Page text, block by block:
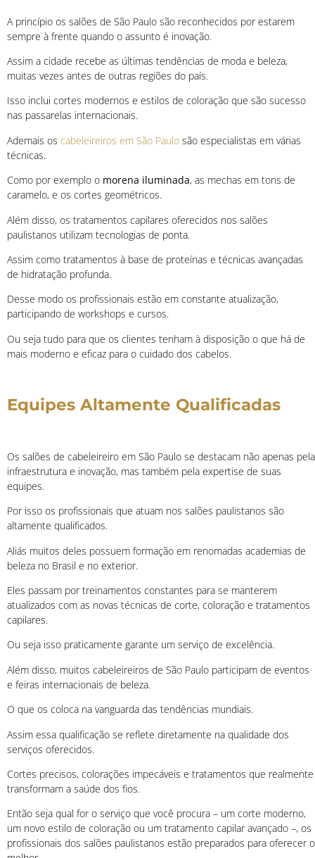
A princípio os salões de São Paulo são reconhecidos por estarem
sempre à frente quando o assunto é inovação.
Assim a cidade recebe as últimas tendências de moda e beleza,
muitas vezes antes de outras regiões do país.
Isso inclui cortes modernos e estilos de coloração que são sucesso
nas passarelas internacionais.
Ademais os cabeleireiros em São Paulo são especialistas em várias
técnicas.
Como por exemplo o morena iluminada, as mechas em tons de
caramelo, e os cortes geométricos.
Além disso, os tratamentos capilares oferecidos nos salões
paulistanos utilizam tecnologias de ponta.
Assim como tratamentos à base de proteínas e técnicas avançadas
de hidratação profunda.
Desse modo os profissionais estão em constante atualização,
participando de workshops e cursos.
Ou seja tudo para que os clientes tenham à disposição o que há de
mais moderno e eficaz para o cuidado dos cabelos.
Equipes Altamente Qualificadas
Os salões de cabeleireiro em São Paulo se destacam não apenas pela
infraestrutura e inovação, mas também pela expertise de suas
equipes.
Por isso os profissionais que atuam nos salões paulistanos são
altamente qualificados.
Aliás muitos deles possuem formação em renomadas academias de
beleza no Brasil e no exterior.
Eles passam por treinamentos constantes para se manterem
atualizados com as novas técnicas de corte, coloração e tratamentos
capilares.
Ou seja isso praticamente garante um serviço de excelência.
Além disso, muitos cabeleireiros de São Paulo participam de eventos
e feiras internacionais de beleza.
O que os coloca na vanguarda das tendências mundiais.
Assim essa qualificação se reflete diretamente na qualidade dos
serviços oferecidos.
Cortes precisos, colorações impecáveis e tratamentos que realmente
transformam a saúde dos fios.
Então seja qual for o serviço que você procura – um corte moderno,
um novo estilo de coloração ou um tratamento capilar avançado –, os
profissionais dos salões paulistanos estão preparados para oferecer o